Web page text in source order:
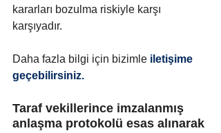
kararları bozulma riskiyle karşı
karşıyadır.
Daha fazla bilgi için bizimle iletişime
geçebilirsiniz.
Taraf vekillerince imzalanmış
anlaşma protokolü esas alınarak